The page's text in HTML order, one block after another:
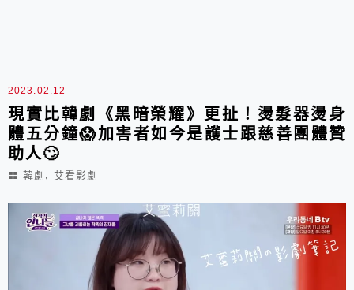
2023.02.12
現實比韓劇《黑暗榮耀》更扯！燙髮器燙身
體五分鐘😱加害者如今是護士跟慈善團體贊
助人🙄
韓劇 , 艾看影劇